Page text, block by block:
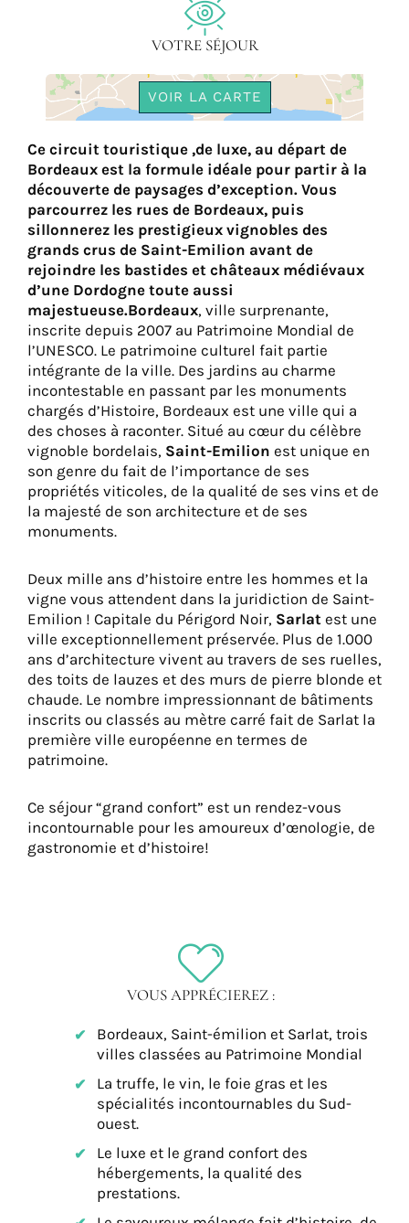
VOTRE SÉJOUR
VOIR LA CARTE
Ce circuit touristique ,de luxe, au départ de
Bordeaux est la formule idéale pour partir à la
découverte de paysages d’exception. Vous
parcourrez les rues de Bordeaux, puis
sillonnerez les prestigieux vignobles des
grands crus de Saint-Emilion avant de
rejoindre les bastides et châteaux médiévaux
d’une Dordogne toute aussi
majestueuse.Bordeaux, ville surprenante,
inscrite depuis 2007 au Patrimoine Mondial de
l’UNESCO. Le patrimoine culturel fait partie
intégrante de la ville. Des jardins au charme
incontestable en passant par les monuments
chargés d’Histoire, Bordeaux est une ville qui a
des choses à raconter. Situé au cœur du célèbre
vignoble bordelais, Saint-Emilion est unique en
son genre du fait de l’importance de ses
propriétés viticoles, de la qualité de ses vins et de
la majesté de son architecture et de ses
monuments.
Deux mille ans d’histoire entre les hommes et la
vigne vous attendent dans la juridiction de Saint-
Emilion ! Capitale du Périgord Noir, Sarlat est une
ville exceptionnellement préservée. Plus de 1.000
ans d’architecture vivent au travers de ses ruelles,
des toits de lauzes et des murs de pierre blonde et
chaude. Le nombre impressionnant de bâtiments
inscrits ou classés au mètre carré fait de Sarlat la
première ville européenne en termes de
patrimoine.
Ce séjour “grand confort” est un rendez-vous
incontournable pour les amoureux d’œnologie, de
gastronomie et d’histoire!
VOUS APPRÉCIEREZ :
Bordeaux, Saint-émilion et Sarlat, trois
villes classées au Patrimoine Mondial
La truffe, le vin, le foie gras et les
spécialités incontournables du Sud-
ouest.
Le luxe et le grand confort des
hébergements, la qualité des
prestations.